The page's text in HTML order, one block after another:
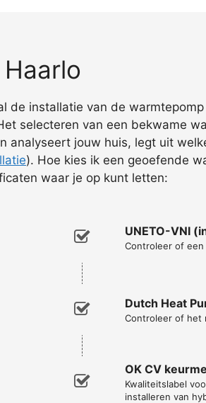
de installatie van de
selecteren van een bekwame
analyseert jouw huis, legt uit
). Hoe kies ik een geoefende
waar je op kunt letten:
UNETO-VNI
Controleer of een
Dutch Heat
Controleer of het
OK CV
Kwaliteitslabel
installeren van